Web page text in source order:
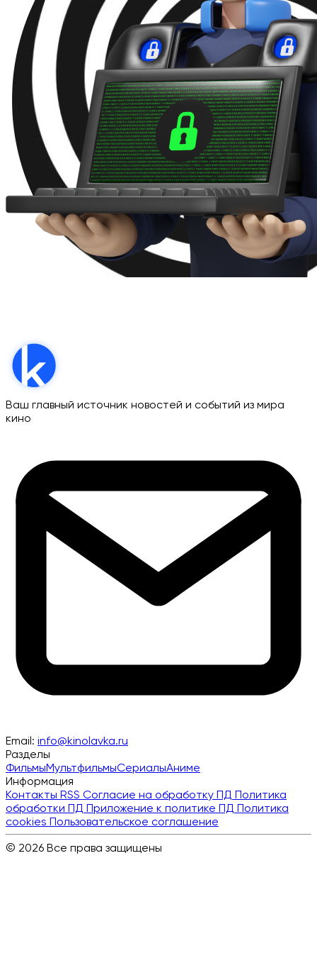
Ваш главный источник новостей и событий из мира
кино
Email: info@kinolavka.ru
Разделы
ФильмыМультфильмыСериалыАниме
Информация
Контакты RSS Согласие на обработку ПД Политика
обработки ПД Приложение к политике ПД Политика
cookies Пользовательское соглашение
© 2026 Все права защищены